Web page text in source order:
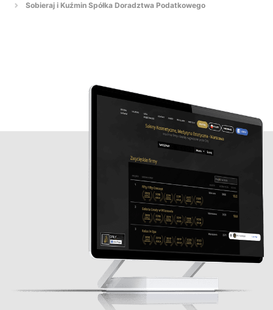
Sobieraj i Kuźmin Spółka Doradztwa Podatkowego